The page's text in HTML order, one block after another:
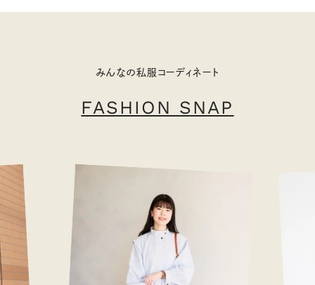
みんなの私服コーディネート
FASHION SNAP